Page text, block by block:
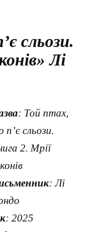
сльози.
Лі
: Той птах,
п’є сльози.
2. Мрії
: Лі
: 2025